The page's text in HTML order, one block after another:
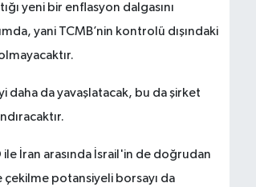
yeni bir enflasyon dalgasını
yani TCMB’nin kontrolü dışındaki
daha da yavaşlatacak, bu da şirket
İran arasında İsrail'in de doğrudan
potansiyeli borsayı da